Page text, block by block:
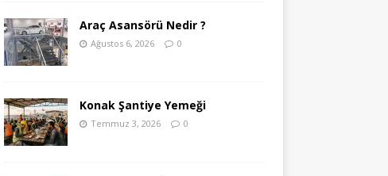
Araç Asansörü Nedir ?
Ağustos 6, 2026 0
Konak Şantiye Yemeği
Temmuz 3, 2026 0